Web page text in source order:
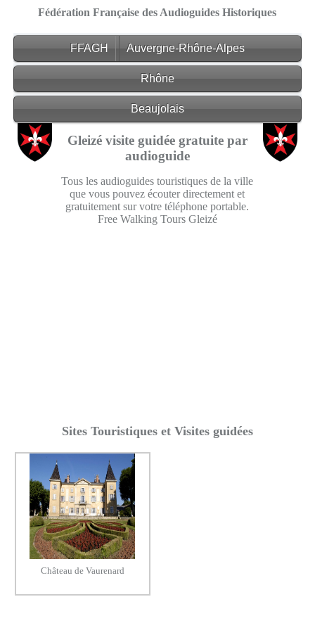
Fédération Française des Audioguides Historiques
FFAGH Auvergne-Rhône-Alpes
Rhône
Beaujolais
Gleizé visite guidée gratuite par
audioguide
Tous les audioguides touristiques de la ville
que vous pouvez écouter directement et
gratuitement sur votre téléphone portable.
Free Walking Tours Gleizé
Sites Touristiques et Visites guidées
Château de Vaurenard